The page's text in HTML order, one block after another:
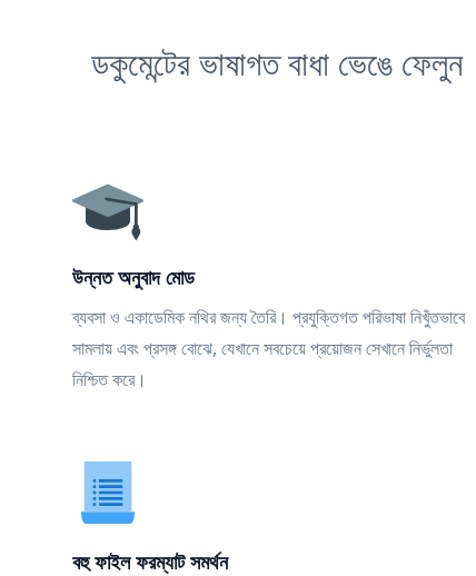
ডকুমেন্টের ভাষাগত বাধা ভেঙে ফেলুন
উন্নত অনুবাদ মোড
ব্যবসা ও একাডেমিক নথির জন্য তৈরি। প্রযুক্তিগত পরিভাষা নিখুঁতভাবে
সামলায় এবং প্রসঙ্গ বোঝে, যেখানে সবচেয়ে প্রয়োজন সেখানে নির্ভুলতা
নিশ্চিত করে।
বহু ফাইল ফরম্যাট সমর্থন